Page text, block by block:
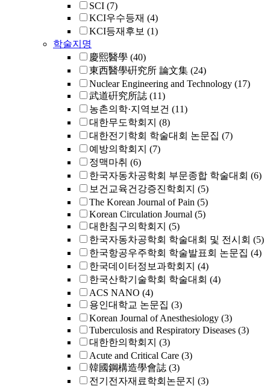
SCI (7)
KCI우수등재 (4)
KCI등재후보 (1)
학술지명
慶熙醫學 (40)
東西醫學硏究所 論文集 (24)
Nuclear Engineering and Technology (17)
武道硏究所誌 (11)
농촌의학·지역보건 (11)
대한무도학회지 (8)
대한전기학회 학술대회 논문집 (7)
예방의학회지 (7)
정맥마취 (6)
한국자동차공학회 부문종합 학술대회 (6)
보건교육건강증진학회지 (5)
The Korean Journal of Pain (5)
Korean Circulation Journal (5)
대한침구의학회지 (5)
한국자동차공학회 학술대회 및 전시회 (5)
한국항공우주학회 학술발표회 논문집 (4)
한국데이터정보과학회지 (4)
한국산학기술학회 학술대회 (4)
ACS NANO (4)
용인대학교 논문집 (3)
Korean Journal of Anesthesiology (3)
Tuberculosis and Respiratory Diseases (3)
대한한의학회지 (3)
Acute and Critical Care (3)
韓國鋼構造學會誌 (3)
전기전자재료학회논문지 (3)